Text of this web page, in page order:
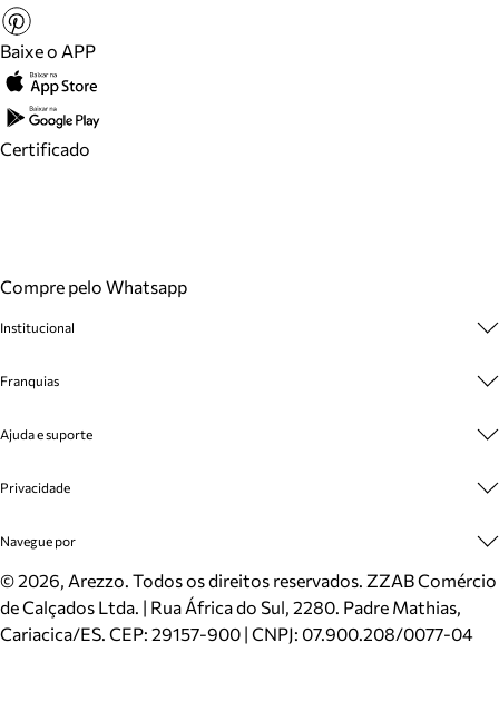
Baixe o APP
Certificado
Compre pelo Whatsapp
Institucional
Cashback
Venda Corporativa
Mapa do Site
Inverno
Mundo Arezzo
Franquias
Plano de Negócio
Ajuda e suporte
Cadastro
Meus Pedidos
Trocas e Devoluções
Cartão Presente
Localizador de lojas
Privacidade
Politica e Privacidade
Navegue por
Sapatos
Bolsas
Scarpins
©2026, Arezzo. Todos os direitos reservados. ZZAB Comércio
de Calçados Ltda. | Rua África do Sul, 2280. Padre Mathias,
Cariacica/ES. CEP: 29157-900 | CNPJ: 07.900.208/0077-04